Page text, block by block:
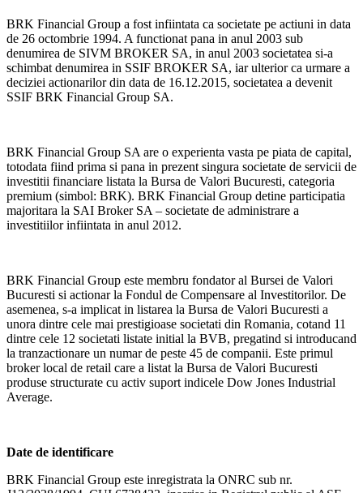
BRK Financial Group a fost infiintata ca societate pe actiuni in data
de 26 octombrie 1994. A functionat pana in anul 2003 sub
denumirea de SIVM BROKER SA, in anul 2003 societatea si-a
schimbat denumirea in SSIF BROKER SA, iar ulterior ca urmare a
deciziei actionarilor din data de 16.12.2015, societatea a devenit
SSIF BRK Financial Group SA.
BRK Financial Group SA are o experienta vasta pe piata de capital,
totodata fiind prima si pana in prezent singura societate de servicii de
investitii financiare listata la Bursa de Valori Bucuresti, categoria
premium (simbol: BRK). BRK Financial Group detine participatia
majoritara la SAI Broker SA – societate de administrare a
investitiilor infiintata in anul 2012.
BRK Financial Group este membru fondator al Bursei de Valori
Bucuresti si actionar la Fondul de Compensare al Investitorilor. De
asemenea, s-a implicat in listarea la Bursa de Valori Bucuresti a
unora dintre cele mai prestigioase societati din Romania, cotand 11
dintre cele 12 societati listate initial la BVB, pregatind si introducand
la tranzactionare un numar de peste 45 de companii. Este primul
broker local de retail care a listat la Bursa de Valori Bucuresti
produse structurate cu activ suport indicele Dow Jones Industrial
Average.
Date de identificare
BRK Financial Group este inregistrata la ONRC sub nr.